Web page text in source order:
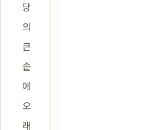
당
의
큰
솥
에
오
래